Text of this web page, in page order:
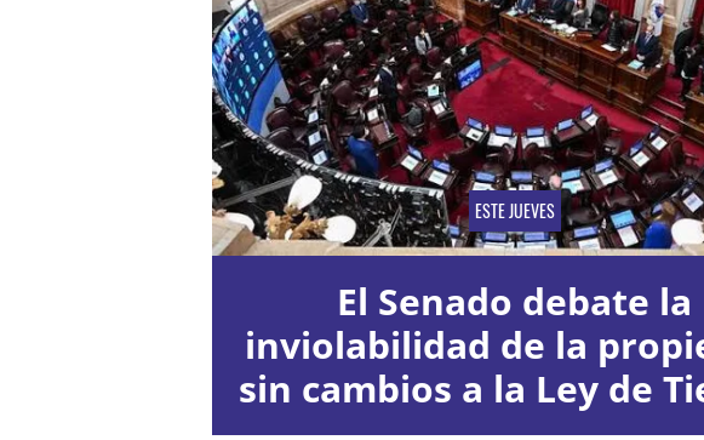
ESTE JUEVES
El Senado debate la
inviolabilidad de la
sin cambios a la Ley de